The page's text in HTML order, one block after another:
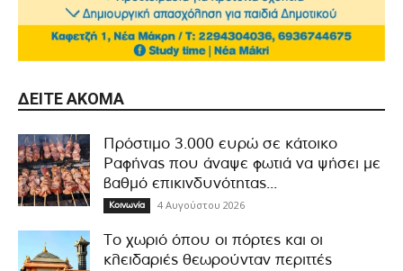
ΔΕΊΤΕ ΑΚΌΜΑ
Πρόστιμο 3.000 ευρώ σε κάτοικο
Ραφήνας που άναψε φωτιά να ψήσει με
βαθμό επικινδυνότητας...
Κοινωνία 4 Αυγούστου 2026
Το χωριό όπου οι πόρτες και οι
κλειδαριές θεωρούνταν περιττές